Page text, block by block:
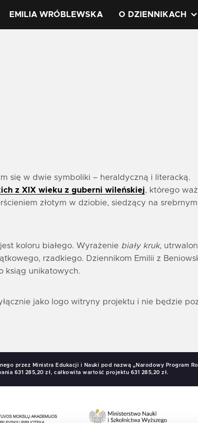
EMILIA WRÓBLEWSKA O DZIENNIKACH
się w dwie symboliki – heraldyczną i literacką.
z XIX wieku z guberni wileńskiej, którego
złotym w dziobie, siedzący na srebrnym
koloru białego. Wyrażenie biały kruk,
rzadkiego. Dziennikom Emilii z
ksiąg unikatowych.
jako logo witryny projektu i nie będzie
przez Ministra Edukacji i Nauki pod nazwą „Narodowy Program
631 285,20 zł, całkowita wartość projektu 631 285,20 zł.